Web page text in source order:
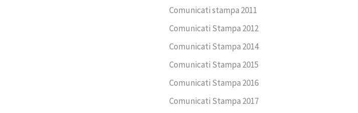
Comunicati stampa 2011
Comunicati Stampa 2012
Comunicati Stampa 2014
Comunicati Stampa 2015
Comunicati Stampa 2016
Comunicati Stampa 2017